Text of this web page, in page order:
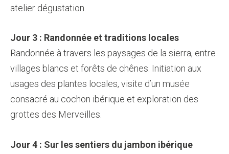
atelier dégustation.
Jour 3 : Randonnée et traditions locales
Randonnée à travers les paysages de la sierra, entre
villages blancs et forêts de chênes. Initiation aux
usages des plantes locales, visite d’un musée
consacré au cochon ibérique et exploration des
grottes des Merveilles.
Jour 4 : Sur les sentiers du jambon ibérique